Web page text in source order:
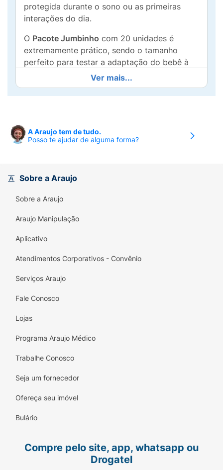
protegida durante o sono ou as primeiras
interações do dia.
O Pacote Jumbinho com 20 unidades é
extremamente prático, sendo o tamanho
perfeito para testar a adaptação do bebê à
marca ou para levar na mala de maternidade
e passeios curtos. Sua tecnologia de
absorção distribui o líquido de forma
tamanhoP (Pequeno)
é indicado para bebês
de até 5kg , proporcionando a liberdade de
tempo de pele sequinha para o seu bebê.
Pacote Jumbinho Prático:
bebê.
Toque Suave:
delicadeza da pele do recém-nascido.
um preço que cabe no orçamento.
Barreiras Protetoras:
Modo de Uso:
centralizado sobre a parte traseira
(onde estão as fitas).
Ver mais...
A Araujo tem de tudo.
Posso te ajudar de alguma forma?
Sobre a Araujo
Sobre a Araujo
Araujo Manipulação
Aplicativo
Atendimentos Corporativos - Convênio
Serviços Araujo
Fale Conosco
Lojas
Programa Araujo Médico
Trabalhe Conosco
Seja um fornecedor
Ofereça seu imóvel
Bulário
Compre pelo site, app, whatsapp ou
Drogatel